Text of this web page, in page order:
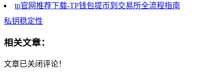
tp官网推荐下载-TP钱包提币到交易所全流程指南
私钥稳定性
相关文章：
文章已关闭评论！